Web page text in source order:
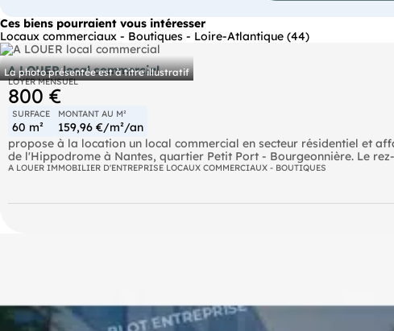
Ces biens pourraient vous intéresser
Locaux commerciaux - Boutiques - Loire-Atlantique (44)
La photo présentée est à titre illustratif
A LOUER local commercial
LOYER MENSUEL
800 €
SURFACE
60 m²
MONTANT AU M²
159,96 €/m²/an
propose à la location un local commercial en secteur résidentiel et
de l'Hippodrome à Nantes, quartier Petit Port - Bourgeonnière. Le
par un sous-sol d'environ 35 m² à usage de réserve, avec WC. Local
un état des risques complet sera remis lors de la transmission du
et sismicité) seront communiqués en visite et dans le dossier. Pour
A LOUER IMMOBILIER D'ENTREPRISE LOCAUX COMMERCIAUX - BOUTIQUES